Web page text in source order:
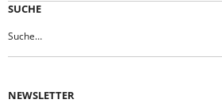
SUCHE
NEWSLETTER